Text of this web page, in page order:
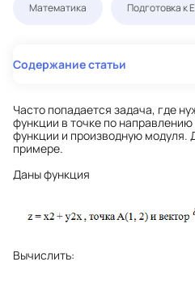
Математика Подготовка к
Содержание статьи
Часто попадается задача, где
функции в точке по
функции и производную модуля.
примере.
Даны функция
Вычислить: